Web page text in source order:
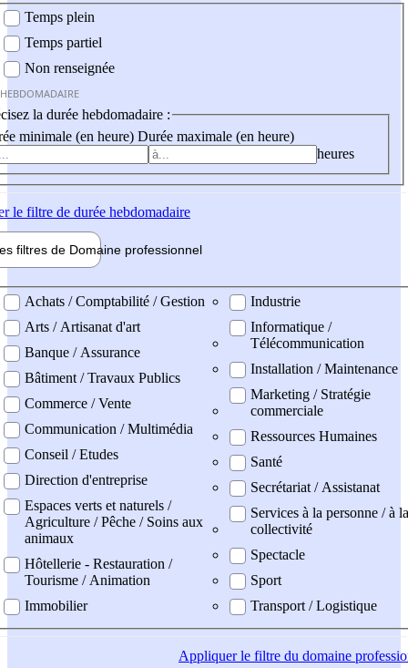
Temps plein
Temps partiel
Non renseignée
la durée hebdomadaire :
minimale (en heure) Durée maximale (en heure)
heures
le filtre de durée hebdomadaire
filtres de Domaine professionnel
professionel
Achats / Comptabilité / Gestion
Arts / Artisanat d'art
Banque / Assurance
Bâtiment / Travaux Publics
Commerce / Vente
Communication / Multimédia
Conseil / Etudes
Direction d'entreprise
Espaces verts et naturels /
Agriculture / Pêche / Soins aux
animaux
Hôtellerie - Restauration /
Tourisme / Animation
Immobilier
Industrie
Informatique /
Télécommunication
Installation / Maintenance
Marketing / Stratégie
commerciale
Ressources Humaines
Santé
Secrétariat / Assistanat
Services à la personne / à la
collectivité
Spectacle
Sport
Transport / Logistique
Appliquerle filtre du domaine